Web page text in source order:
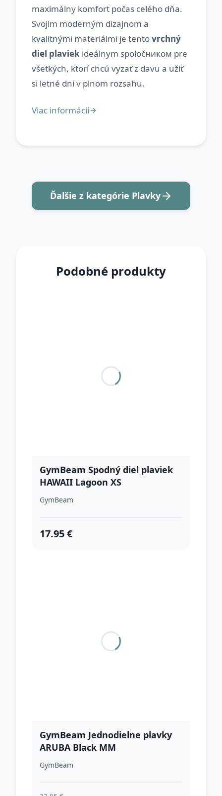
maximálny komfort počas celého dňa.
Svojim moderným dizajnom a
kvalitnými materiálmi je tentovrchný
diel plaviek ideálnym spoločником pre
všetkých, ktorí chcú vyzať z davu a užiť
Ďalšie z kategórie Plavky
Podobné produkty
GymBeam Spodný diel plaviek
HAWAII Lagoon XS
GymBeam
17.95 €
GymBeam Jednodielne plavky
ARUBA Black MM
GymBeam